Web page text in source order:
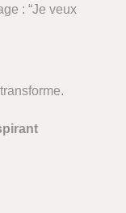
: “Je veux